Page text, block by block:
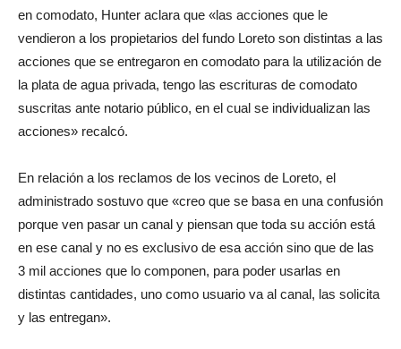
en comodato, Hunter aclara que «las acciones que le
vendieron a los propietarios del fundo Loreto son distintas a las
acciones que se entregaron en comodato para la utilización de
la plata de agua privada, tengo las escrituras de comodato
suscritas ante notario público, en el cual se individualizan las
acciones» recalcó.
En relación a los reclamos de los vecinos de Loreto, el
administrado sostuvo que «creo que se basa en una confusión
porque ven pasar un canal y piensan que toda su acción está
en ese canal y no es exclusivo de esa acción sino que de las
3 mil acciones que lo componen, para poder usarlas en
distintas cantidades, uno como usuario va al canal, las solicita
y las entregan».